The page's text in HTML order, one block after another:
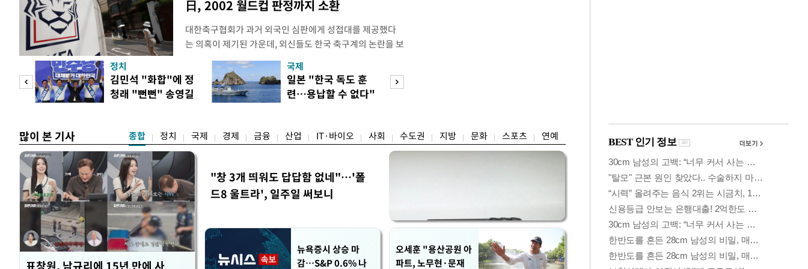
日, 2002 월드컵 판정까지 소환
대한축구협회가 과거 외국인 심판에게 성접대를 제공했다
는 의혹이 제기된 가운데, 외신들도 한국 축구계의 논란을 보
도하면서 파장이 커지고 있다. 지난 6일 JTBC는 문화체육관
광부가 2016년 작성한 감사보고서를 바탕으로 축구협회가
2011년 3월부터 2012년 3월까지 1년 동안 국가대표팀 경기
에 참여한 외국인 심판들에게 성접대를 한 정황이 드러났다
정치
김민석 "화합"에 정
청래 "뻔뻔" 송영길
국제
일본 "한국 독도 훈
련…용납할 수 없다"
많이 본 기사 종합 정치 국제 경제 금융 산업 IT·바이오 사회 수도권 지방 문화 스포츠 연예
표창원, 남규리에 15년 만에 사
"창 3개 띄워도 답답함 없네"…'폴
드8 울트라', 일주일 써보니
뉴욕증시 상승 마
감…S&P 0.6% 나
오세훈 "용산공원 아
파트, 노무현·문재